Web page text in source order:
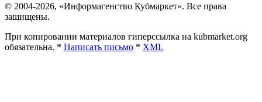
© 2004-2026, «Информагенство Кубмаркет». Все права
защищены.
При копировании материалов гиперссылка на kubmarket.org
обязательна. * Написать письмо * XML